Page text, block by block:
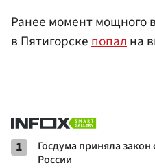
Ранее момент мощного
в Пятигорскепопална
1
Госдума приняла
России